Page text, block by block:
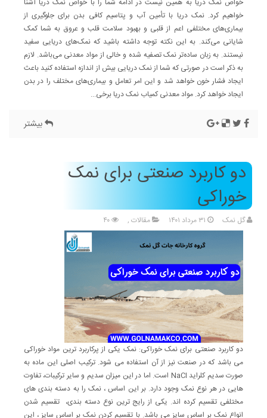
خواص نمک دریا به همین نیست در ادامه شما را با خواص نمک دریا آشنا
خواهیم کرد. نمک دریا با تأمین آب و پتاسیم کافی بدن برای جلوگیری از
بیماری‌های مختلفی اعم از قلبی و بهبود سلامت قلب و عروق به شما کمک
شایانی می‌کند. به این نکته توجه داشته باشید که نمک‌های دریایی سفید
نیستند. به زبان ساده‌تر نمک تصفیه شده و خالی از مواد معدنی می‌باشد. لازم
به ذکر است در صورتی که شما از نمک دریایی بیش از اندازه استفاده کنید باعث
ایجاد فشار خون خواهد شد و این امر تعامل و بیماری‌های مختلف را در بدن
ایجاد خواهد کرد. مواد معدنی کمیاب نمک دریا برخی...
بیشتر
دو کاربرد صنعتی برای نمک
خوراکی
گل نمک مقالات ,
دو کاربرد صنعتی برای نمک خوراکی: نمک یکی از پرکاربرد ترین مواد خوراکی
می باشد که در صنعت نیز از آن استفاده می شود. ترکیب اصلی این ماده به
صورت سدیم کلراید NaCl است. اما در این میزان سدیم و سایر ترکیبات، تفاوت
هایی در هر نوع نمک وجود دارد. بر این اساس ، نمک را به دسته بندی های
مختلفی تقسیم کرده اند. یکی از رایج ترین نوع دسته بندی، تقسیم شدن
انواع نمک بر اساس سایز می باشد. با تقسیم کردن نمک بر اساس سایز ، این